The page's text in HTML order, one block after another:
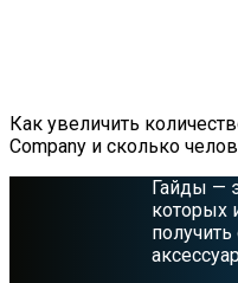
Как увеличить
Company и сколько
Гайды —
которых